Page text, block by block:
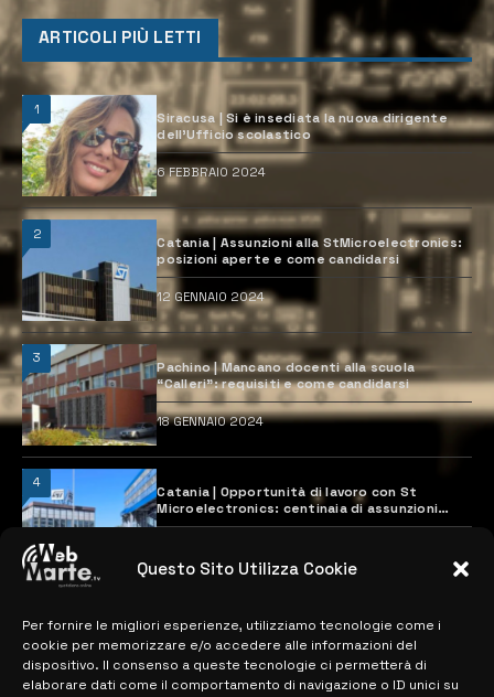
Questo Sito Utilizza Cookie
Per fornire le migliori esperienze, utilizziamo tecnologie come i
cookie per memorizzare e/o accedere alle informazioni del
dispositivo. Il consenso a queste tecnologie ci permetterà di
elaborare dati come il comportamento di navigazione o ID unici su
ARTICOLI PIÙ LETTI
1
Siracusa | Si è insediata la nuova dirigente
dell’Ufficio scolastico
6 FEBBRAIO 2024
2
Catania | Assunzioni alla StMicroelectronics:
posizioni aperte e come candidarsi
12 GENNAIO 2024
3
Pachino | Mancano docenti alla scuola
“Calleri”: requisiti e come candidarsi
18 GENNAIO 2024
4
Catania | Opportunità di lavoro con St
Microelectronics: centinaia di assunzioni
previste
MAPPA DEL SITO
> NOTIZIE